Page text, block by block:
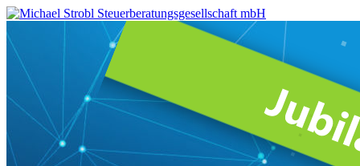
Michael
Strobl
Steuerberatungsgesellschaft
mbH
Steuerberater
in
Fürstenfeldbruck